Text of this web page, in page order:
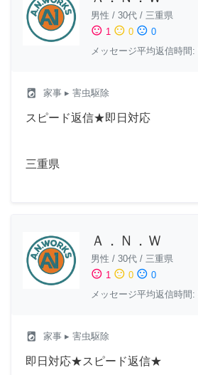
男性 / 30代 / 三重県
sentiment_satisfied 1 sentiment_neutral 0 sentiment_dissatisfied 0
メッセージ平均返信時間:
local_laundry_service 家事 ▸ 害虫駆除
スピード返信★即日対応
三重県
Ａ．Ｎ．Ｗ
男性 / 30代 / 三重県
sentiment_satisfied 1 sentiment_neutral 0 sentiment_dissatisfied 0
メッセージ平均返信時間:
local_laundry_service 家事 ▸ 害虫駆除
即日対応★スピード返信★